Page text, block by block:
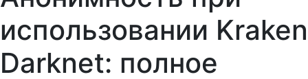
использовании Kraken
Darknet: полное